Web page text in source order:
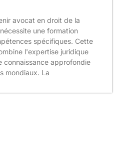
avocat en droit de la
une formation
spécifiques. Cette
l'expertise juridique
connaissance approfondie
mondiaux. La